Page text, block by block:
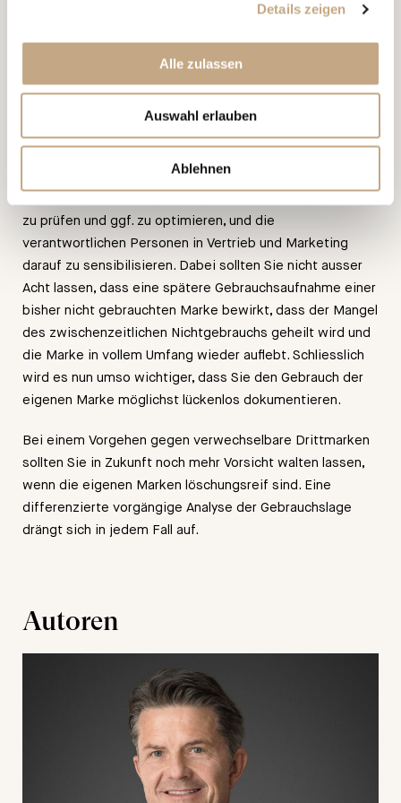
Details zeigen
Alle zulassen
Auswahl erlauben
Ablehnen
Um den Bestand der eigenen Markenrechte zu
gewährleisten, ist (nach Ablauf der fünfjährigen
Gebrauchsschonfrist) ein rechtserhaltender Gebrauch der
Waren und Dienstleistungen und den Umfang der
Verwendung notwendig. Als Markeninhaber tun Sie gut
zu prüfen und ggf. zu optimieren, und die
verantwortlichen Personen in Vertrieb und Marketing
darauf zu sensibilisieren. Dabei sollten Sie nicht ausser
Acht lassen, dass eine spätere Gebrauchsaufnahme einer
bisher nicht gebrauchten Marke bewirkt, dass der Mangel
des zwischenzeitlichen Nichtgebrauchs geheilt wird und
die Marke in vollem Umfang wieder auflebt. Schliesslich
wird es nun umso wichtiger, dass Sie den Gebrauch der
eigenen Marke möglichst lückenlos dokumentieren.
Bei einem Vorgehen gegen verwechselbare Drittmarken
sollten Sie in Zukunft noch mehr Vorsicht walten lassen,
wenn die eigenen Marken löschungsreif sind. Eine
differenzierte vorgängige Analyse der Gebrauchslage
drängt sich in jedem Fall auf.
Autoren